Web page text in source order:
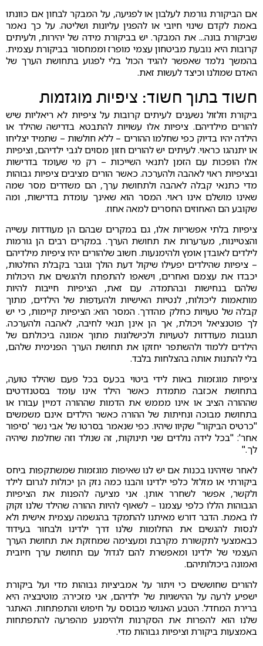
אם הביקורת גורמת לעלבון או לפגיעה, על המבקר לבחון אם כוונתו
באמת לקדם שינוי חיובי או להפגין עליונות ושליטה. על כך נאמר
שביקורת בונה... את המבקר. יש בביקורת מידה של יהירות, ולעיתים
קרובות היא נובעת מביטחון עצמי מופרז וממחסור בביקורת עצמית.
בהמשך נלמד שאפשר להגיד הכול בלי לפגוע בתחושת הערך של
האדם שמולנו וכיצד לעשות זאת.
חשוד בתוך חשוד: ציפיות מוגזמות
ביקורת וזלזול נשענים לעיתים קרובות על ציפיות לא ריאליות שיש
להורים מילדיהם. ציפיות אלו עשויות להתבטא בדרישה שהילד או
הילדה יהיו בדיוק כפי שחלמו ההורים – ללא חולשות – שתמיד יצליחו
או יתנהגו כראוי. לעיתים יש להורים חזון מסוים לגבי ילדיהם, וציפיות
אלו הופכות עם הזמן לתנאי השייכות – רק מי שעומד בדרישות
ובציפיות ראוי לאהבה ולהערכה. כאשר הורים מציבים ציפיות גבוהות
מדי כתנאי קבלה לאהבה ולתחושת ערך, הם משדרים מסר שמה
שאינו מושלם אינו ראוי. המסר הוא שאינך עומדת בדרישות, ומה
שקובע הם האחוזים החסרים למאה אחוז.
ציפיות בלתי אפשריות אלו, גם במקרים שבהם הן מעודדות עשייה
והצטיינות, מערערות את תחושת הערך. במקרים רבים הן גורמות
לילדים לאובדן אומץ ולהימנעות. חשוב שלהורים יהיו ציפיות מילדיהם
– ציפיות שהילדים יפעילו שיקול דעת הולך וגובר בקבלת החלטות,
יכבדו את עצמם ואחרים, וישאפו להתפתח ולהגשים את היכולות
שלהם בנחישות ובהתמדה. עם זאת, הציפיות חייבות להיות
מותאמות ליכולות, לנטיות האישיות ולהעדפות של הילדים, מתוך
קבלה של טעויות כחלק מהדרך. המסר הוא: הציפיות קיימות, כי יש
לך פוטנציאל ויכולת, אך הן אינן תנאי לחיבה, לאהבה ולהערכה.
תגובות מעודדות לטעויות ולכישלונות מתוך אמונה ביכולתם של
הילדים ללמוד ולהשתפר יחזקו את תחושת הערך הפנימית שלהם,
בלי להתנות אותה בהצלחות בלבד.
ציפיות מוגזמות באות לידי ביטוי בכעס בכל פעם שהילד טועה,
בתחושת אכזבה מתמדת כאשר הילד אינו עומד בסטנדרטים
שההורה הציב או אינו מממש את הדמות שההורה דמיין עבורו או
בתחושת מבוכה ונחיתות של ההורה כאשר הילדים אינם משמשים
"כרטיס הביקור" שקיוו שיהיו. כפי שנאמר בסרטו של אבי נשר 'סיפור
אחר': "בכל לידה נולדים שני תינוקות, זה שנולד וזה שחלמת שיהיה
לך."
לאחר שזיהינו בכנות אם יש לנו שאיפות מוגזמות שמשתקפות ביחס
ביקורתי או מזלזל כלפי ילדינו והבנו כמה נזק הן יכולות לגרום לילד
ולקשר, אפשר לשחרר אותן. אני מציעה להפנות את הציפיות
הגבוהות הללו כלפי עצמנו – לשאוף להיות ההורה שהילד שלנו זקוק
לו באמת. הדבר דורש מאיתנו להתמקד בהגשמה עצמית אישית ולא
לנסות להגשים את החלומות שלנו דרך ילדינו ולבחור בעידוד
כבאמצעי לתקשורת מקרבת ומעצימה שמחזקת את תחושת הערך
העצמי של ילדינו ומאפשרת להם לגדול עם תחושת ערך חיובית
ואמונה ביכולותיהם.
להורים שחוששים כי ויתור על אמביציות גבוהות מדי ועל ביקורת
ישפיע לרעה על ההישגיות של ילדיהם, אני מזכירה: מוטיבציה היא
ברירת המחדל. הטבע האנושי מבוסס על חיפוש והתפתחות. האתגר
שלנו הוא להפרות את הסקרנות ולהימנע מהפרעה להתפתחות
באמצעות ביקורת וציפיות גבוהות מדי.